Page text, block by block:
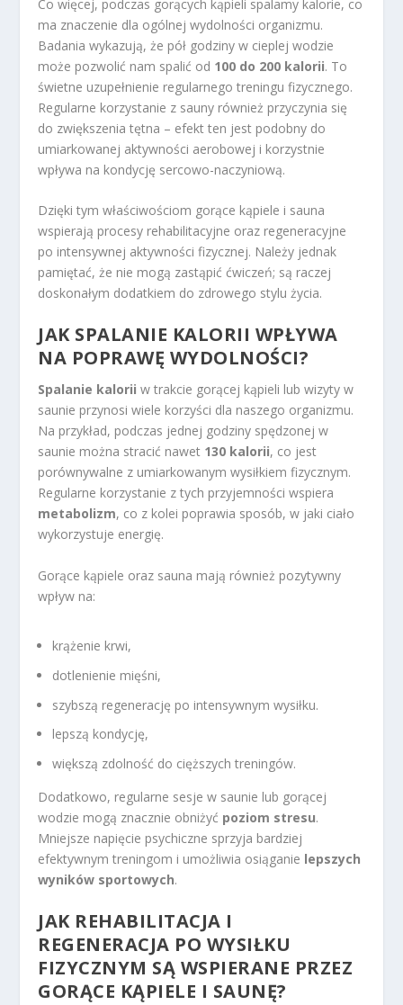
Co więcej, podczas gorących kąpieli spalamy kalorie, co
ma znaczenie dla ogólnej wydolności organizmu.
Badania wykazują, że pół godziny w cieplej wodzie
może pozwolić nam spalić od 100 do 200 kalorii. To
świetne uzupełnienie regularnego treningu fizycznego.
Regularne korzystanie z sauny również przyczynia się
do zwiększenia tętna – efekt ten jest podobny do
umiarkowanej aktywności aerobowej i korzystnie
wpływa na kondycję sercowo-naczyniową.
Dzięki tym właściwościom gorące kąpiele i sauna
wspierają procesy rehabilitacyjne oraz regeneracyjne
po intensywnej aktywności fizycznej. Należy jednak
pamiętać, że nie mogą zastąpić ćwiczeń; są raczej
doskonałym dodatkiem do zdrowego stylu życia.
JAK SPALANIE KALORII WPŁYWA
NA POPRAWĘ WYDOLNOŚCI?
Spalanie kalorii w trakcie gorącej kąpieli lub wizyty w
saunie przynosi wiele korzyści dla naszego organizmu.
Na przykład, podczas jednej godziny spędzonej w
saunie można stracić nawet 130 kalorii, co jest
porównywalne z umiarkowanym wysiłkiem fizycznym.
Regularne korzystanie z tych przyjemności wspiera
metabolizm, co z kolei poprawia sposób, w jaki ciało
wykorzystuje energię.
Gorące kąpiele oraz sauna mają również pozytywny
wpływ na:
krążenie krwi,
dotlenienie mięśni,
szybszą regenerację po intensywnym wysiłku.
lepszą kondycję,
większą zdolność do cięższych treningów.
Dodatkowo, regularne sesje w saunie lub gorącej
wodzie mogą znacznie obniżyć poziom stresu.
Mniejsze napięcie psychiczne sprzyja bardziej
efektywnym treningom i umożliwia osiąganie lepszych
wyników sportowych.
JAK REHABILITACJA I
REGENERACJA PO WYSIŁKU
FIZYCZNYM SĄ WSPIERANE PRZEZ
GORĄCE KĄPIELE I SAUNĘ?